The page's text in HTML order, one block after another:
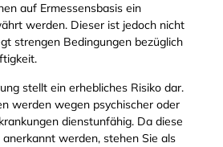
auf Ermessensbasis ein
werden. Dieser ist jedoch nicht
strengen Bedingungen bezüglich
stellt ein erhebliches Risiko dar.
werden wegen psychischer oder
dienstunfähig. Da diese
werden, stehen Sie als